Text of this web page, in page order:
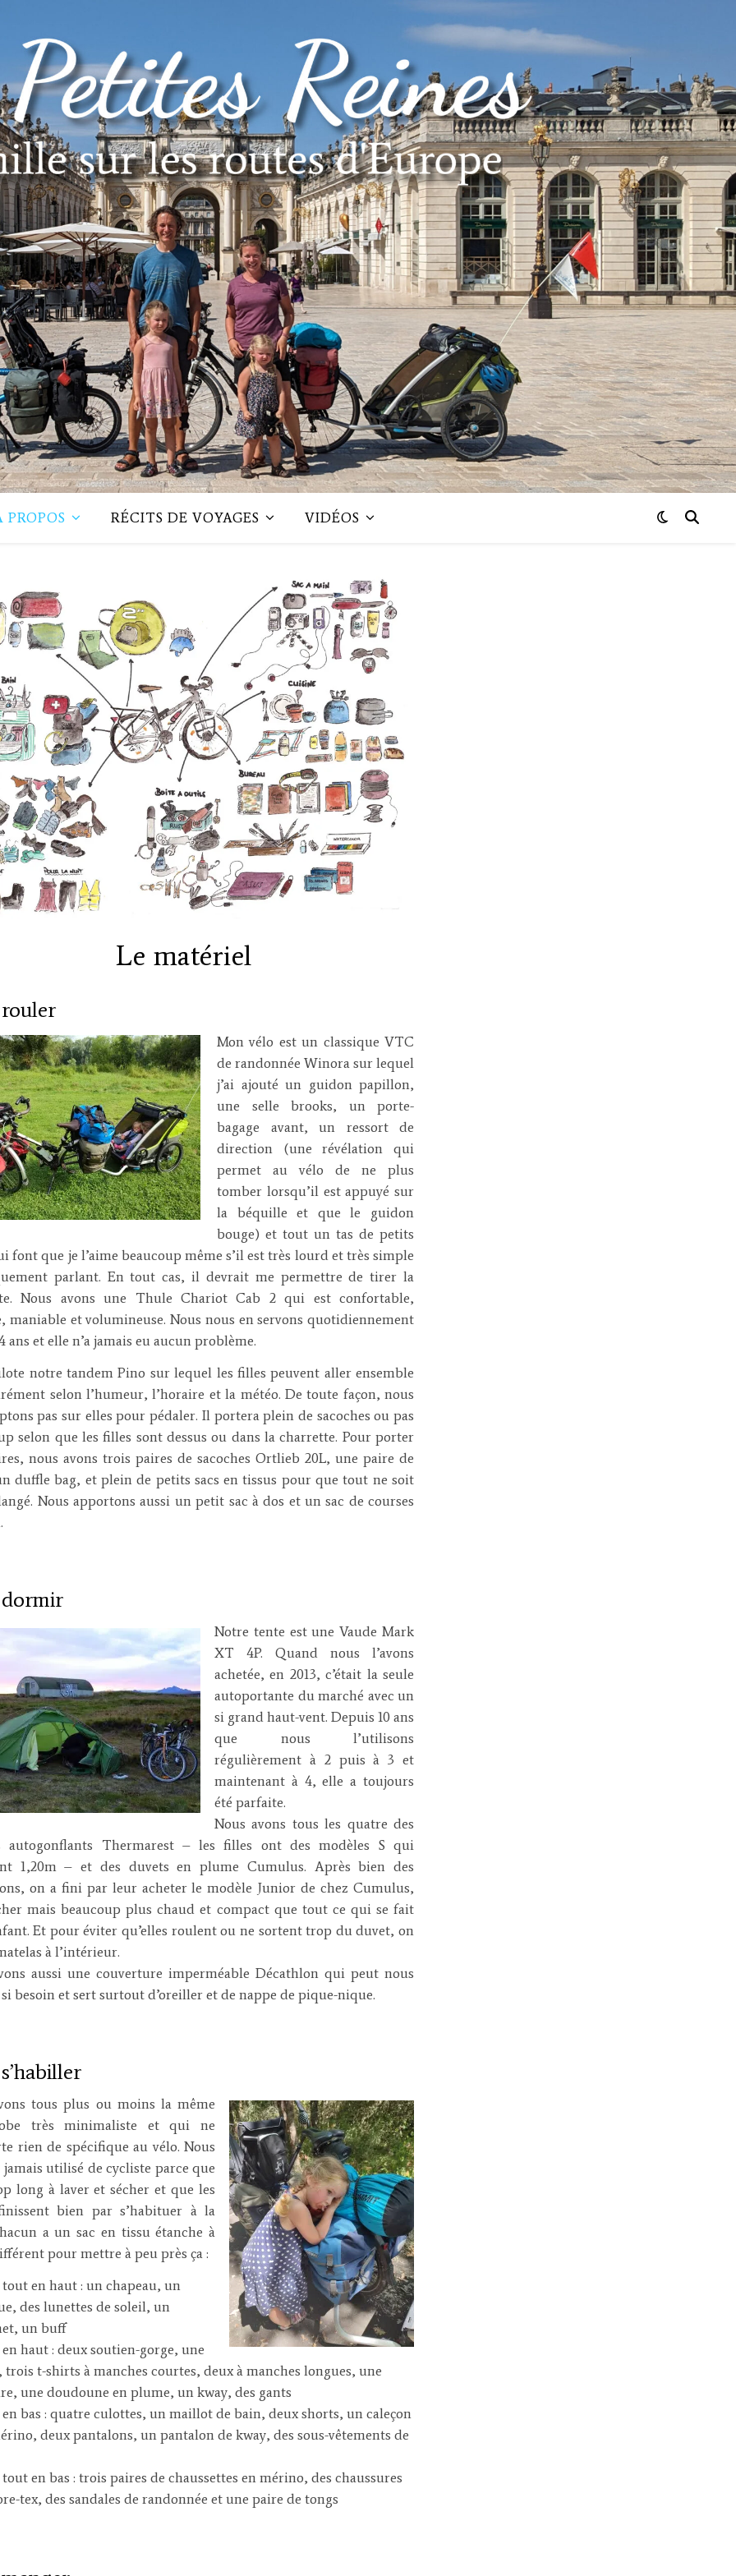
PROPOS RÉCITS DE VOYAGES VIDÉOS
Le matériel
Mon vélo est un classique VTC
de randonnée Winora sur lequel
j’ai ajouté un guidon papillon,
une selle brooks, un porte-
bagage avant, un ressort de
direction (une révélation qui
permet au vélo de ne plus
tomber lorsqu’il est appuyé sur
la béquille et que le guidon
bouge) et tout un tas de petits
font que je l’aime beaucoup même s’il est très lourd et très simple
parlant. En tout cas, il devrait me permettre de tirer la
Nous avons une Thule Chariot Cab 2 qui est confortable,
maniable et volumineuse. Nous nous en servons quotidiennement
ans et elle n’a jamais eu aucun problème.
notre tandem Pino sur lequel les filles peuvent aller ensemble
selon l’humeur, l’horaire et la météo. De toute façon, nous
pas sur elles pour pédaler. Il portera plein de sacoches ou pas
selon que les filles sont dessus ou dans la charrette. Pour porter
nous avons trois paires de sacoches Ortlieb 20L, une paire de
duffle bag, et plein de petits sacs en tissus pour que tout ne soit
Nous apportons aussi un petit sac à dos et un sac de courses
Notre tente est une Vaude Mark
XT 4P. Quand nous l’avons
achetée, en 2013, c’était la seule
autoportante du marché avec un
si grand haut-vent. Depuis 10 ans
que nous l’utilisons
régulièrement à 2 puis à 3 et
maintenant à 4, elle a toujours
été parfaite.
Nous avons tous les quatre des
autogonflants Thermarest – les filles ont des modèles S qui
1,20m – et des duvets en plume Cumulus. Après bien des
on a fini par leur acheter le modèle Junior de chez Cumulus,
mais beaucoup plus chaud et compact que tout ce qui se fait
Et pour éviter qu’elles roulent ou ne sortent trop du duvet, on
à l’intérieur.
aussi une couverture imperméable Décathlon qui peut nous
besoin et sert surtout d’oreiller et de nappe de pique-nique.
tous plus ou moins la même
très minimaliste et qui ne
rien de spécifique au vélo. Nous
jamais utilisé de cycliste parce que
long à laver et sécher et que les
bien par s’habituer à la
a un sac en tissu étanche à
pour mettre à peu près ça :
en haut : un chapeau, un
des lunettes de soleil, un
un buff
haut : deux soutien-gorge, une
trois t-shirts à manches courtes, deux à manches longues, une
une doudoune en plume, un kway, des gants
bas : quatre culottes, un maillot de bain, deux shorts, un caleçon
deux pantalons, un pantalon de kway, des sous-vêtements de
en bas : trois paires de chaussettes en mérino, des chaussures
tex, des sandales de randonnée et une paire de tongs